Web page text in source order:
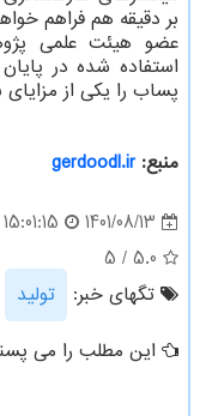
بر دقیقه هم فراهم
عضو هیئت علمی
استفاده شده در
پساب را یکی از
منبع:gerdoodl.ir
1401/08/13
15:01:15
5.0
/
5
تگهای خبر:
تولید
این مطلب را می